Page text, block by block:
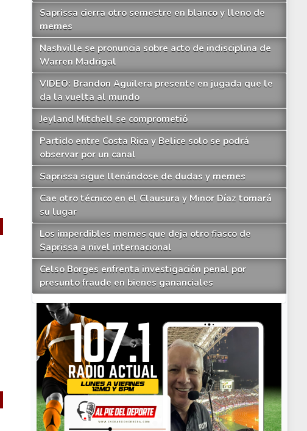
Saprissa cierra otro semestre en blanco y lleno de
memes
Nashville se pronuncia sobre acto de indisciplina de
Warren Madrigal
VIDEO: Brandon Aguilera presente en jugada que le
da la vuelta al mundo
Jeyland Mitchell se comprometió
Partido entre Costa Rica y Belice solo se podrá
observar por un canal
Saprissa sigue llenándose de dudas y memes
Cae otro técnico en el Clausura y Minor Díaz tomará
su lugar
Los imperdibles memes que deja otro fiasco de
Saprissa a nivel internacional
Celso Borges enfrenta investigación penal por
presunto fraude en bienes gananciales
Your Add Here !!